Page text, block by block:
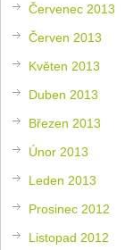
Červenec 2013
Červen 2013
Květen 2013
Duben 2013
Březen 2013
Únor 2013
Leden 2013
Prosinec 2012
Listopad 2012